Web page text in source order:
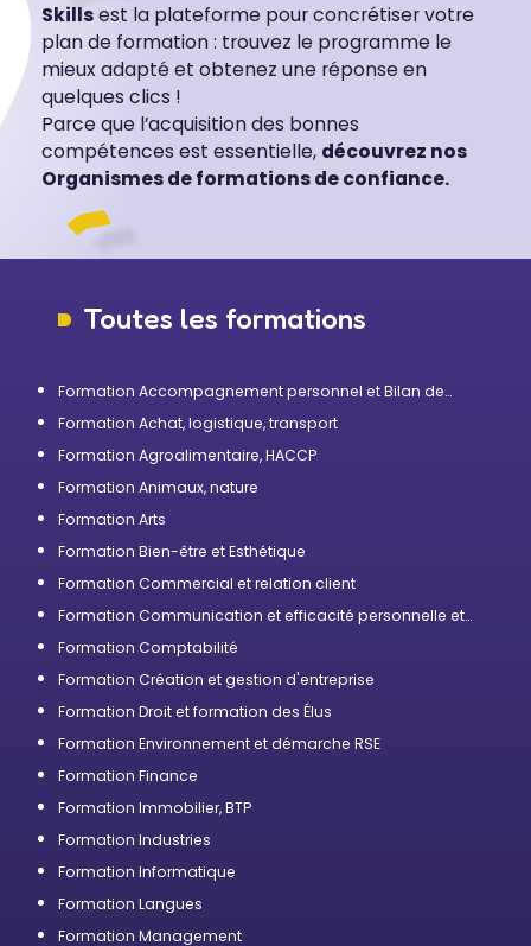
Skillsest la plateforme pour concrétiser votre
plan de formation : trouvez le programme le
mieux adapté et obtenez une réponse en
quelques clics !
Parce que l’acquisition des bonnes
compétences est essentielle, découvrez nos
Organismes de formations de confiance.
Toutes les formations
Formation Accompagnement personnel et Bilan de
Formation Achat, logistique, transport
Formation Agroalimentaire, HACCP
Formation Animaux, nature
Formation Arts
Formation Bien-être et Esthétique
Formation Commercial et relation client
Formation Communication et efficacité personnelle et
Formation Comptabilité
Formation Création et gestion d'entreprise
Formation Droit et formation des Élus
Formation Environnement et démarche RSE
Formation Finance
Formation Immobilier, BTP
Formation Industries
Formation Informatique
Formation Langues
Formation Management